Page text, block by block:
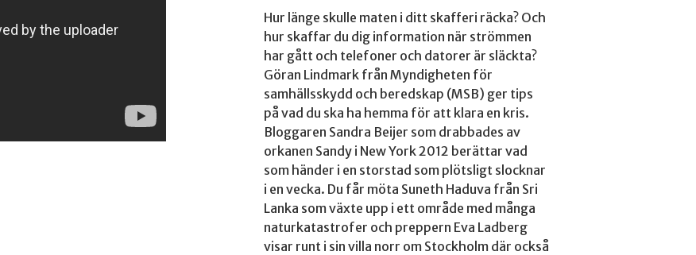
Hur länge skulle maten i ditt skafferi räcka? Och
hur skaffar du dig information när strömmen
har gått och telefoner och datorer är släckta?
Göran Lindmark från Myndigheten för
samhällsskydd och beredskap (MSB) ger tips
på vad du ska ha hemma för att klara en kris.
Bloggaren Sandra Beijer som drabbades av
orkanen Sandy i New York 2012 berättar vad
som händer i en storstad som plötsligt slocknar
i en vecka. Du får möta Suneth Haduva från Sri
Lanka som växte upp i ett område med många
naturkatastrofer och preppern Eva Ladberg
visar runt i sin villa norr om Stockholm där också